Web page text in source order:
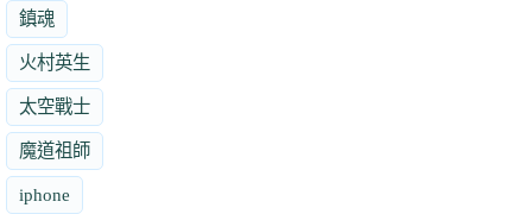
鎮魂
火村英生
太空戰士
魔道祖師
iphone